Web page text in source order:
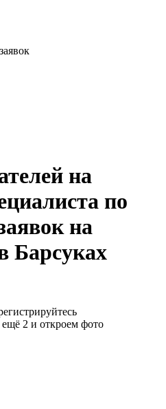
на
по
на
Барсуках
2 и откроем фото